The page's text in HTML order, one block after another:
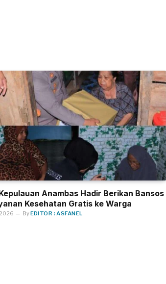
Anambas Hadir Berikan Bansos
Kesehatan Gratis ke Warga
ByEDITOR : ASFANEL